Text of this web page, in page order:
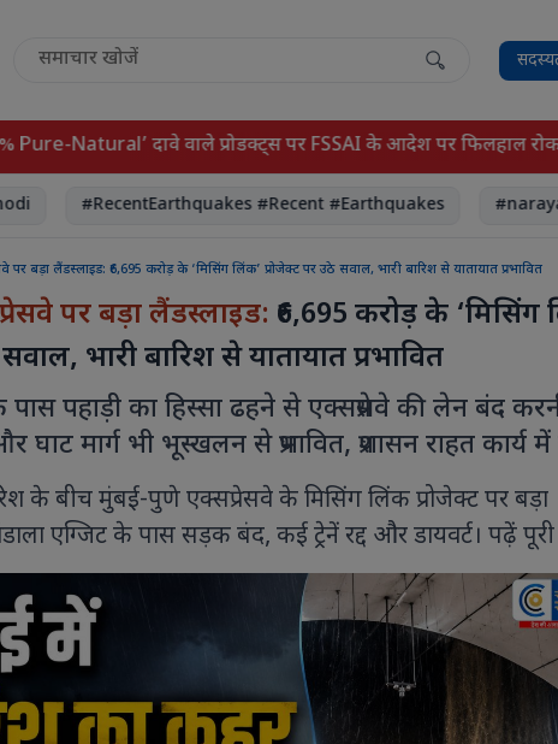
Natural’ दावे वाले प्रोडक्ट्स पर FSSAI के आदेश पर फिलहाल रोक लगा
#RecentEarthquakes #Recent #Earthquakes
बड़ा लैंडस्लाइड: ₹6,695 करोड़ के ‘मिसिंग लिंक’ प्रोजेक्ट पर उठे सवाल, भारी बारिश से यातायात प्रभावित
पर बड़ा लैंडस्लाइड: ₹6,695 करोड़ के ‘मिसिंग
भारी बारिश से यातायात प्रभावित
पहाड़ी का हिस्सा ढहने से एक्सप्रेसवे की लेन बंद
घाट मार्ग भी भूस्खलन से प्रभावित, प्रशासन राहत कार्य में
के बीच मुंबई-पुणे एक्सप्रेसवे के मिसिंग लिंक प्रोजेक्ट पर बड़ा
एग्जिट के पास सड़क बंद, कई ट्रेनें रद्द और डायवर्ट। पढ़ें पूरी